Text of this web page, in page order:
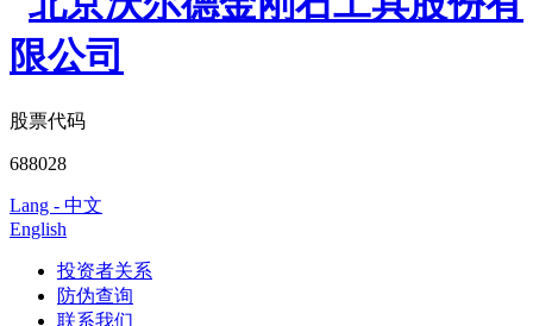
股票代码
688028
Lang - 中文
English
投资者关系
防伪查询
联系我们